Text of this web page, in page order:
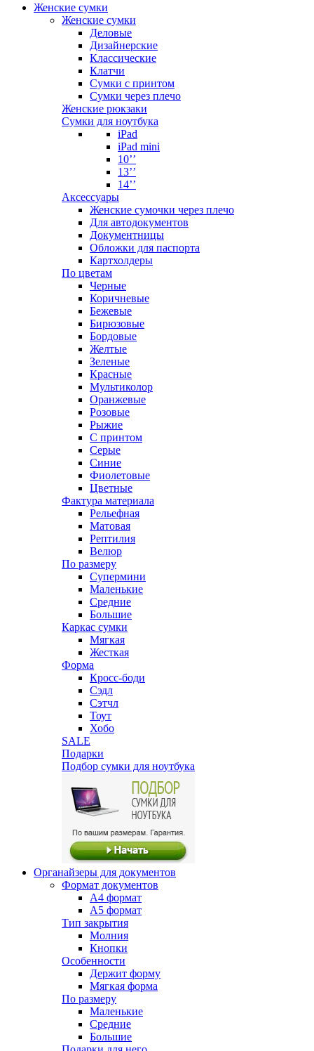
Женские сумки
Женские сумки
Деловые
Дизайнерские
Классические
Клатчи
Сумки с принтом
Сумки через плечо
Женские рюкзаки
Сумки для ноутбука
iPad
iPad mini
10’’
13’’
14’’
Аксессуары
Женские сумочки через плечо
Для автодокументов
Документницы
Обложки для паспорта
Картхолдеры
По цветам
Черные
Коричневые
Бежевые
Бирюзовые
Бордовые
Желтые
Зеленые
Красные
Мультиколор
Оранжевые
Розовые
Рыжие
С принтом
Серые
Синие
Фиолетовые
Цветные
Фактура материала
Рельефная
Матовая
Рептилия
Велюр
По размеру
Супермини
Маленькие
Средние
Большие
Каркас сумки
Мягкая
Жесткая
Форма
Кросс-боди
Сэдл
Сэтчл
Тоут
Хобо
SALE
Подарки
Подбор сумки для ноутбука
Органайзеры для документов
Формат документов
А4 формат
А5 формат
Тип закрытия
Молния
Кнопки
Особенности
Держит форму
Мягкая форма
По размеру
Маленькие
Средние
Большие